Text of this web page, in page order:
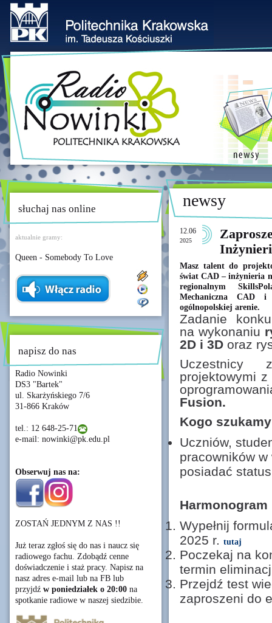
słuchaj nas online
aktualnie gramy:
Queen - Somebody To Love
napisz do nas
Radio Nowinki
DS3 "Bartek"
ul. Skarżyńskiego 7/6
31-866 Kraków
tel.: 12 648-25-71
e-mail: nowinki@pk.edu.pl
Obserwuj nas na:
ZOSTAŃ JEDNYM Z NAS !!
Już teraz zgłoś się do nas i naucz się
radiowego fachu. Zdobądź cenne
doświadczenie i staż pracy. Napisz na
nasz adres e-mail lub na FB lub
przyjdź w poniedziałek o 20:00 na
spotkanie radiowe w naszej siedzibie.
newsy
12.06
2025
Masz talent do
świat CAD – inżynieria
regionalnym
Mechaniczna CAD i
ogólnopolskiej arenie.
Zadanie
na wykonaniu
2D i 3D oraz
Uczestnicy
projektowymi
Fusion.
Kogo
Uczniów,
pracowników
posiadać
Wypełnij
2025 r. tutaj
Poczekaj na
termin
Przejdź test
zaproszeni do